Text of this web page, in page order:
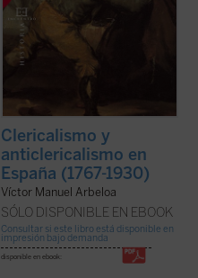
Clericalismo y
anticlericalismo en
España (1767-1930)
Víctor Manuel Arbeloa
SÓLO DISPONIBLE EN EBOOK
Consultar si este libro está disponible en
impresión bajo demanda
disponible en ebook: